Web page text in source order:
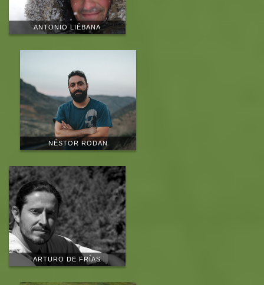
ANTONIO LIÉBANA
NÉSTOR RODAN
ARTURO DE FRÍAS